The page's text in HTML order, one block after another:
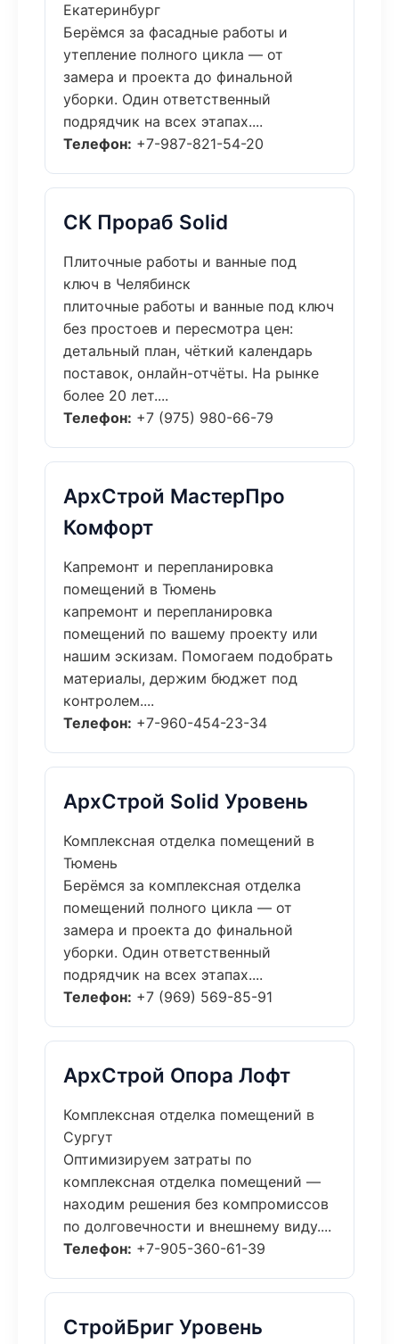
Екатеринбург
Берёмся за фасадные работы и
утепление полного цикла — от
замера и проекта до финальной
уборки. Один ответственный
подрядчик на всех этапах....
Телефон: +7-987-821-54-20
СК Прораб Solid
Плиточные работы и ванные под
ключ в Челябинск
плиточные работы и ванные под ключ
без простоев и пересмотра цен:
детальный план, чёткий календарь
поставок, онлайн-отчёты. На рынке
более 20 лет....
Телефон: +7 (975) 980-66-79
АрхСтрой МастерПро
Комфорт
Капремонт и перепланировка
помещений в Тюмень
капремонт и перепланировка
помещений по вашему проекту или
нашим эскизам. Помогаем подобрать
материалы, держим бюджет под
контролем....
Телефон: +7-960-454-23-34
АрхСтрой Solid Уровень
Комплексная отделка помещений в
Тюмень
Берёмся за комплексная отделка
помещений полного цикла — от
замера и проекта до финальной
уборки. Один ответственный
подрядчик на всех этапах....
Телефон: +7 (969) 569-85-91
АрхСтрой Опора Лофт
Комплексная отделка помещений в
Сургут
Оптимизируем затраты по
комплексная отделка помещений —
находим решения без компромиссов
по долговечности и внешнему виду....
Телефон: +7-905-360-61-39
СтройБриг Уровень